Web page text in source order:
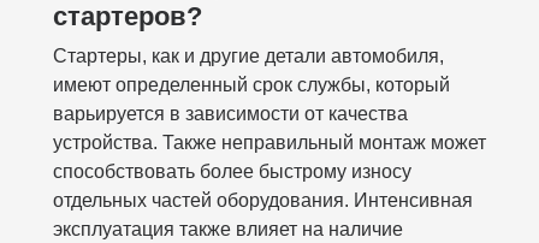
стартеров?
Стартеры, как и другие детали автомобиля,
имеют определенный срок службы, который
варьируется в зависимости от качества
устройства. Также неправильный монтаж может
способствовать более быстрому износу
отдельных частей оборудования. Интенсивная
эксплуатация также влияет на наличие